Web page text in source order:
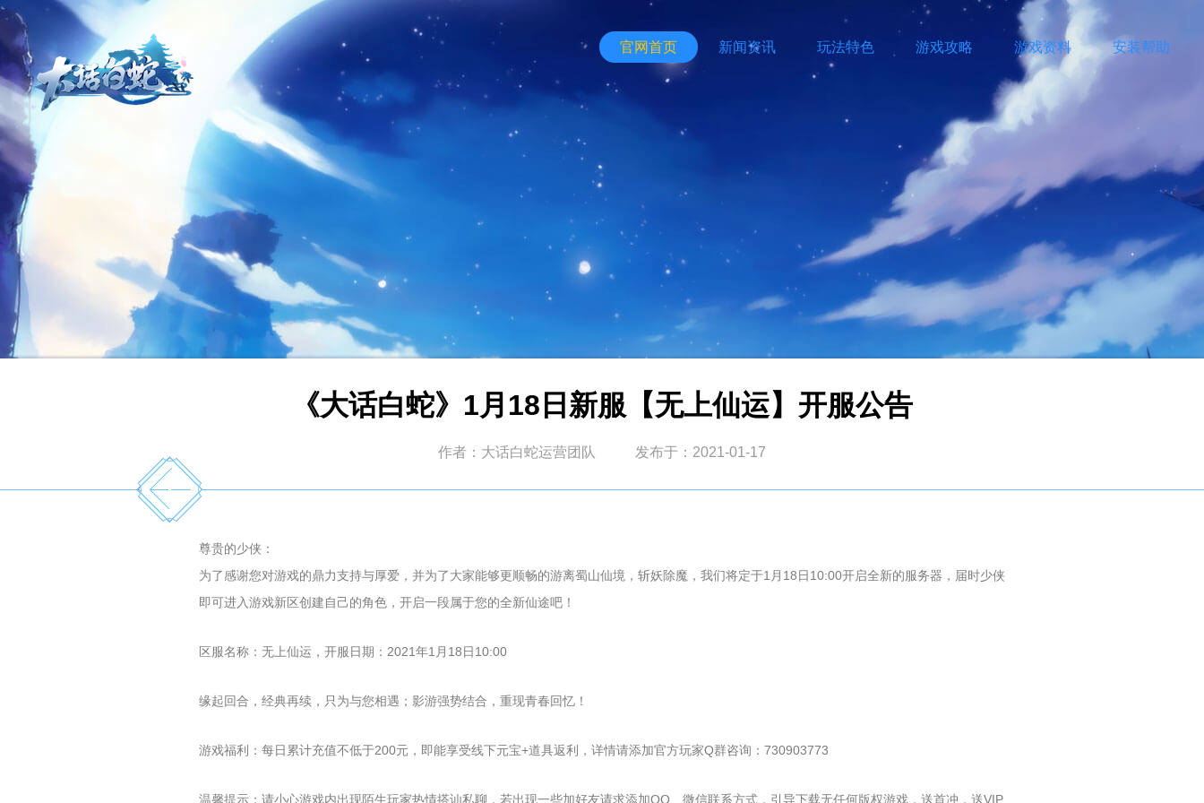
安装帮助
游戏资料
游戏攻略
玩法特色
新闻资讯
官网首页
《大话白蛇》1月18日新服【无上仙运】开服公告
作者：大话白蛇运营团队 发布于：2021-01-17
尊贵的少侠：
为了感谢您对游戏的鼎力支持与厚爱，并为了大家能够更顺畅的游离蜀山仙境，斩妖除魔，我们将定于1月18日10:00开启全新的服务器，届时少侠
即可进入游戏新区创建自己的角色，开启一段属于您的全新仙途吧！
区服名称：无上仙运，开服日期：2021年1月18日10:00
缘起回合，经典再续，只为与您相遇；影游强势结合，重现青春回忆！
游戏福利：每日累计充值不低于200元，即能享受线下元宝+道具返利，详情请添加官方玩家Q群咨询：730903773
温馨提示：请小心游戏内出现陌生玩家热情搭讪私聊，若出现一些加好友请求添加QQ、微信联系方式，引导下载无任何版权游戏，送首冲，送VIP